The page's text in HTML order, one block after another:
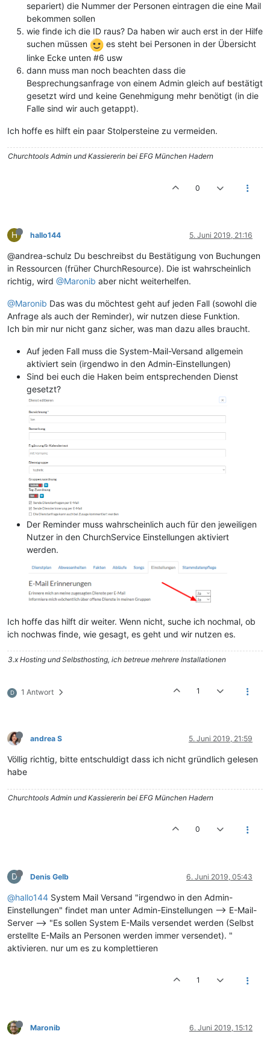
separiert) die Nummer der Personen eintragen die eine Mail
bekommen sollen
wie finde ich die ID raus? Da haben wir auch erst in der Hilfe
suchen müssen
es steht bei Personen in der Übersicht
linke Ecke unten #6 usw
dann muss man noch beachten dass die
Besprechungsanfrage von einem Admin gleich auf bestätigt
gesetzt wird und keine Genehmigung mehr benötigt (in die
Falle sind wir auch getappt).
Ich hoffe es hilft ein paar Stolpersteine zu vermeiden.
Churchtools Admin und Kassiererin bei EFG München Hadern
0
H hallo144 5. Juni 2019, 21:16
@andrea-schulz Du beschreibst du Bestätigung von Buchungen
in Ressourcen (früher ChurchResource). Die ist wahrscheinlich
richtig, wird @Maronib aber nicht weiterhelfen.
@Maronib Das was du möchtest geht auf jeden Fall (sowohl die
Anfrage als auch der Reminder), wir nutzen diese Funktion.
Ich bin mir nur nicht ganz sicher, was man dazu alles braucht.
Auf jeden Fall muss die System-Mail-Versand allgemein
aktiviert sein (irgendwo in den Admin-Einstellungen)
Sind bei euch die Haken beim entsprechenden Dienst
gesetzt?
Der Reminder muss wahrscheinlich auch für den jeweiligen
Nutzer in den ChurchService Einstellungen aktiviert
werden.
Ich hoffe das hilft dir weiter. Wenn nicht, suche ich nochmal, ob
ich nochwas finde, wie gesagt, es geht und wir nutzen es.
3.x Hosting und Selbsthosting, ich betreue mehrere Installationen
D 1 Antwort 1
andrea S 5. Juni 2019, 21:59
Völlig richtig, bitte entschuldigt dass ich nicht gründlich gelesen
habe
Churchtools Admin und Kassiererin bei EFG München Hadern
0
D Denis Gelb 6. Juni 2019, 05:43
@hallo144 System Mail Versand "irgendwo in den Admin-
Einstellungen" findet man unter Admin-Einstellungen --> E-Mail-
Server --> "Es sollen System E-Mails versendet werden (Selbst
erstellte E-Mails an Personen werden immer versendet). "
aktivieren. nur um es zu komplettieren
1
Maronib 6. Juni 2019, 15:12